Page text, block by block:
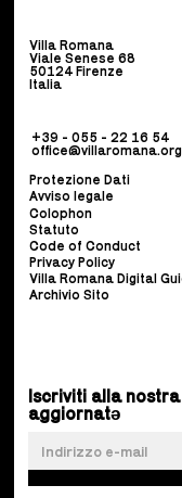
Villa Romana
Viale Senese 68
50124 Firenze
Italia
+39 - 055 - 22 16 54
office@villaromana.org
Protezione Dati
Avviso legale
Colophon
Statuto
Code of Conduct
Privacy Policy
Villa Romana Digital
Archivio Sito
Iscriviti alla
aggiornatə